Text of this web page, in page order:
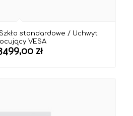
standardowe / Uchwyt
VESA
zł